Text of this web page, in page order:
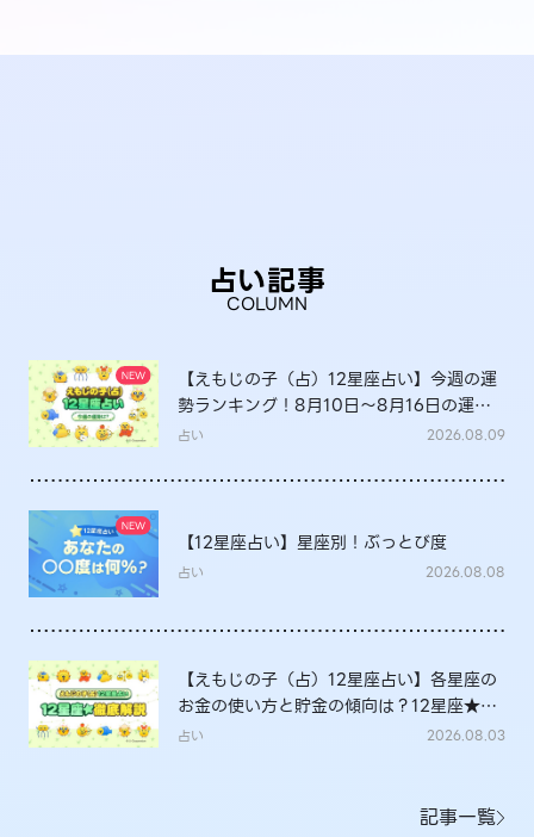
占い記事
COLUMN
【えもじの子（占）12星座占い】今週の運
勢ランキング！8月10日～8月16日の運勢
は？
占い 2026.08.09
【12星座占い】星座別！ぶっとび度
占い 2026.08.08
【えもじの子（占）12星座占い】各星座の
お金の使い方と貯金の傾向は？12星座★徹
底解説
占い 2026.08.03
記事一覧